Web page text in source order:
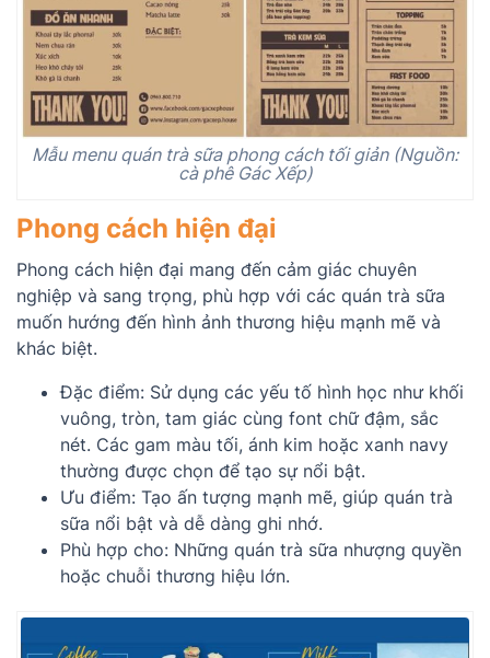
Mẫu menu quán trà sữa phong cách tối giản (Nguồn:
cà phê Gác Xếp)
Phong cách hiện đại
Phong cách hiện đại mang đến cảm giác chuyên
nghiệp và sang trọng, phù hợp với các quán trà sữa
muốn hướng đến hình ảnh thương hiệu mạnh mẽ và
khác biệt.
Đặc điểm: Sử dụng các yếu tố hình học như khối
vuông, tròn, tam giác cùng font chữ đậm, sắc
nét. Các gam màu tối, ánh kim hoặc xanh navy
thường được chọn để tạo sự nổi bật.
Ưu điểm: Tạo ấn tượng mạnh mẽ, giúp quán trà
sữa nổi bật và dễ dàng ghi nhớ.
Phù hợp cho: Những quán trà sữa nhượng quyền
hoặc chuỗi thương hiệu lớn.